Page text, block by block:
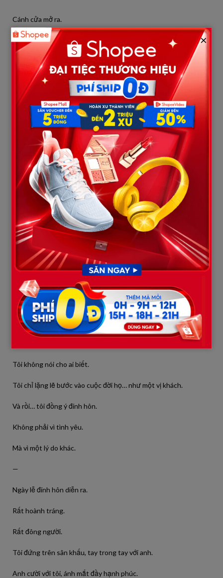
Cánh cửa mở ra.
Tôi bước vào.
Và tôi nhìn thấy bà ta.
Thời gian như ngừng lại.
Tôi tưởng mình sẽ run rẩy.
Sẽ hoảng loạn.
Nhưng không.
Tôi chỉ đứng đó… và cười.
Bà ta không nhận ra tôi.
Tất nhiên.
Một đứa bé gầy gò năm xưa… làm sao giống với người phụ nữ
đứng trước mặt bà lúc này?
Tôi nghe bà ta nói với anh:
“Con bé này nhìn hiền lành, được đấy.”
Tôi suýt bật cười.
Tôi không nói cho ai biết.
Tôi chỉ lặng lẽ bước vào cuộc đời họ… như một vị khách.
Và rồi… tôi đồng ý đính hôn.
Không phải vì tình yêu.
Mà vì một lý do khác.
—
Ngày lễ đính hôn diễn ra.
Rất hoành tráng.
Rất đông người.
Tôi đứng trên sân khấu, tay trong tay với anh.
Anh cười với tôi, ánh mắt đầy hạnh phúc.
×